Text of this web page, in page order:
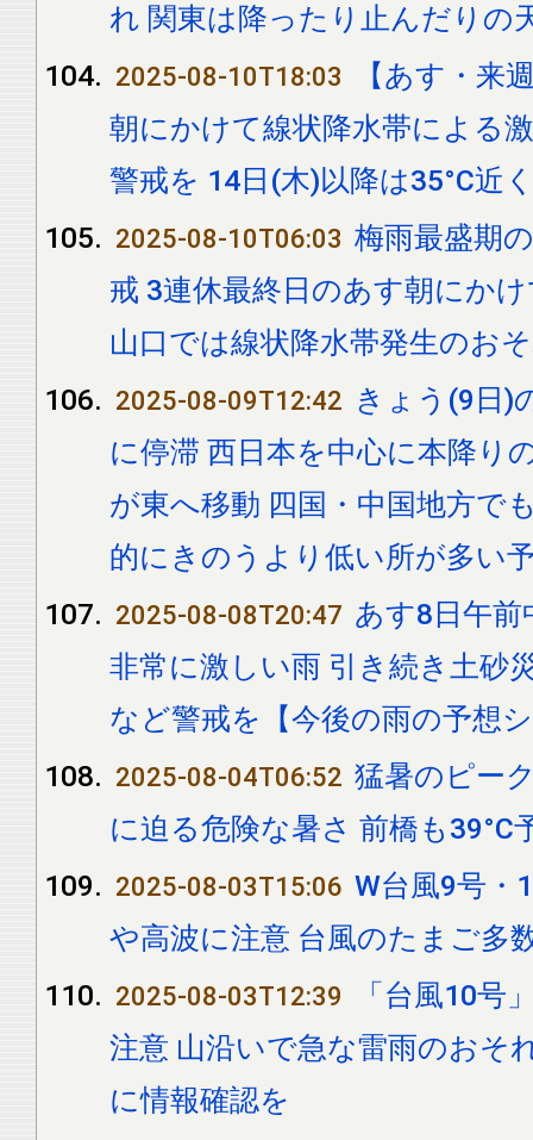
れ 関東は降ったり止んだりの
2025-08-10T18:03
【あす・来
朝にかけて線状降水帯による
警戒を 14日(木)以降は35°C近
2025-08-10T06:03 梅雨最盛期
戒 3連休最終日のあす朝にか
山口では線状降水帯発生のお
2025-08-09T12:42 きょう(9日)
に停滞 西日本を中心に本降り
が東へ移動 四国・中国地方で
的にきのうより低い所が多い
2025-08-08T20:47 あす8日午前
非常に激しい雨 引き続き土砂
など警戒を【今後の雨の予想
2025-08-04T06:52 猛暑のピー
に迫る危険な暑さ 前橋も39°C
2025-08-03T15:06 W台風9号・
や高波に注意 台風のたまご多
2025-08-03T12:39
「台風10号
注意 山沿いで急な雷雨のおそ
に情報確認を